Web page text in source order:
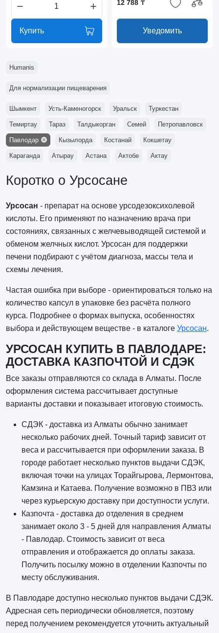
Купить
12 788 ₸
Уведомить
Humanis
Для нормализации пищеварения
Шымкент Усть-Каменогорск Уральск Туркестан
Темиртау Тараз Талдыкорган Семей Петропавловск
Павлодар Кызылорда Костанай Кокшетау
Караганда Атырау Астана Актобе Актау
Коротко о Урсосане
Урсосан - препарат на основе урсодезоксихолевой
кислоты. Его применяют по назначению врача при
состояниях, связанных с желчевыводящей системой и
обменом желчных кислот. Урсосан для поддержки
печени подбирают с учётом диагноза, массы тела и
схемы лечения.
Частая ошибка при выборе - ориентироваться только на
количество капсул в упаковке без расчёта полного
курса. Подробнее о формах выпуска, особенностях
выбора и действующем веществе - в каталоге Урсосан.
УРСОСАН КУПИТЬ В ПАВЛОДАРЕ:
ДОСТАВКА КАЗПОЧТОЙ И СДЭК
Все заказы отправляются со склада в Алматы. После
оформления система рассчитывает доступные
варианты доставки и показывает итоговую стоимость.
СДЭК - доставка из Алматы обычно занимает
несколько рабочих дней. Точный тариф зависит от
веса и рассчитывается при оформлении заказа. В
городе работает несколько пунктов выдачи СДЭК,
включая точки на улицах Торайгырова, Лермонтова,
Камзина и Катаева. Получение возможно в ПВЗ или
через курьерскую доставку при доступности услуги.
Казпочта - доставка до отделения в среднем
занимает около 3 - 5 дней для направления Алматы
- Павлодар. Стоимость зависит от веса
отправления и отображается до оплаты заказа.
Получить посылку можно в отделении Казпочты по
месту обслуживания.
В Павлодаре доступно несколько пунктов выдачи СДЭК.
Адресная сеть периодически обновляется, поэтому
перед получением рекомендуется уточнить актуальный